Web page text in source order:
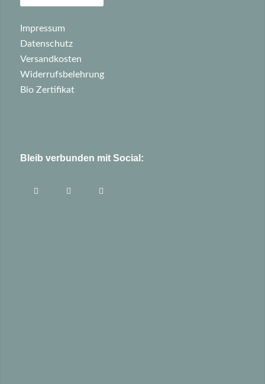
Impressum
Datenschutz
Versandkosten
Widerrufsbelehrung
Bio Zertifikat
Bleib verbunden mit Social: